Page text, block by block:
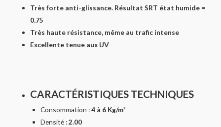
Très forte anti-glissance. Résultat SRT état humide =
0.75
Très haute résistance, même au trafic intense
Excellente tenue aux UV
CARACTÉRISTIQUES TECHNIQUES
Consommation :4 à 6 Kg/m²
Densité :2.00